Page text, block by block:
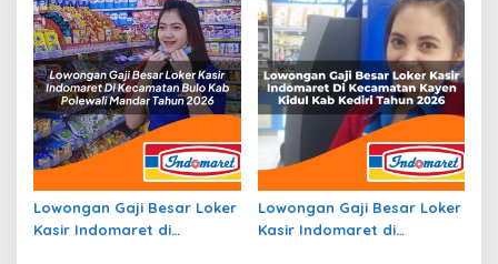
Lowongan Gaji Besar Loker
Kasir Indomaret di
Lowongan Gaji Besar Loker
Kasir Indomaret di